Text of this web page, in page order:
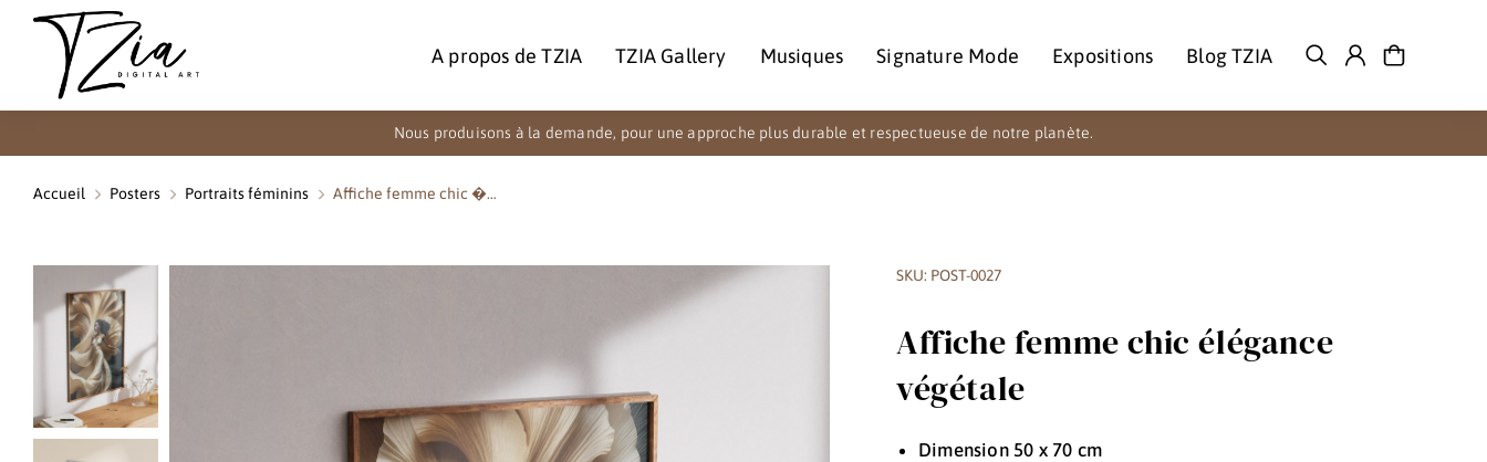
A propos de TZIA TZIA Gallery Musiques Signature Mode Expositions Blog TZIA
Nous produisons à la demande, pour une approche plus durable et respectueuse de notre planète.
Vous êtes ici :
Accueil Posters Portraits féminins Affiche femme chic �…
SKU: POST-0027
Affiche femme chic élégance
végétale
Dimension 50 x 70 cm